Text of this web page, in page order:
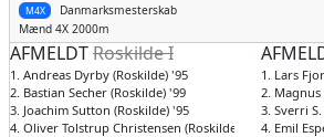
Danmarksmesterskab
M4X
Mænd 4X 2000m
AFMELDTRoskilde I
1. Andreas Dyrby (Roskilde) '95
2. Bastian Secher (Roskilde) '99
3. Joachim Sutton (Roskilde) '95
4. Oliver Tolstrup Christensen (Roskilde) '99
1. Lars
2. Magnus
3. Sverri
4. Emil